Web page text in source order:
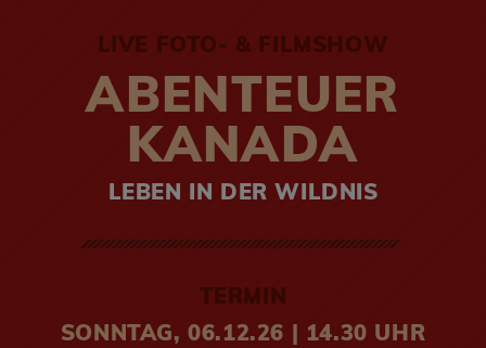
LIVE FOTO- & FILMSHOW
ABENTEUER
KANADA
LEBEN IN DER WILDNIS
TERMIN
SONNTAG, 06.12.26 | 14.30 UHR